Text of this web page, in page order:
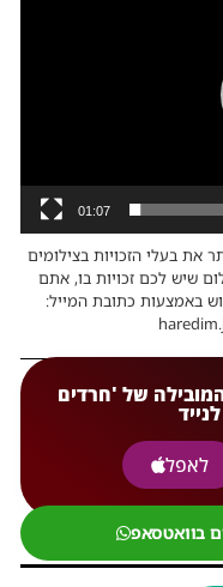
01:07
את בעלי הזכויות בצילומים
שיש לכם זכויות בו, אתם
באמצעות כתובת המייל:
של 'חרדים
לאפל
בוואטסאפ